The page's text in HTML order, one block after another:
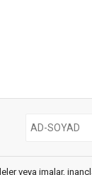
veya imalar,